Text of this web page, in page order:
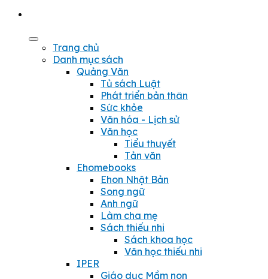
Trang chủ
Danh mục sách
Quảng Văn
Tủ sách Luật
Phát triển bản thân
Sức khỏe
Văn hóa - Lịch sử
Văn học
Tiểu thuyết
Tản văn
Ehomebooks
Ehon Nhật Bản
Song ngữ
Anh ngữ
Làm cha mẹ
Sách thiếu nhi
Sách khoa học
Văn học thiếu nhi
IPER
Giáo dục Mầm non